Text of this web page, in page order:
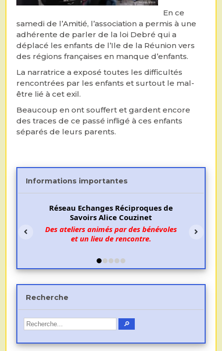
En ce
samedi de l’Amitié, l’association a permis à une
adhérente de parler de la loi Debré qui a
déplacé les enfants de l’Ile de la Réunion vers
des régions françaises en manque d’enfants.
La narratrice a exposé toutes les difficultés
rencontrées par les enfants et surtout le mal-
être lié à cet exil.
Beaucoup en ont souffert et gardent encore
des traces de ce passé infligé à ces enfants
séparés de leurs parents.
Informations importantes
Réseau Echanges Réciproques de
Savoirs Alice Couzinet
Des ateliers animés par des bénévoles
et un lieu de rencontre.
Recherche